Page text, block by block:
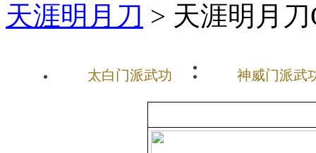
天涯明月刀 > 天涯明月
太白门派武功 神威门派武